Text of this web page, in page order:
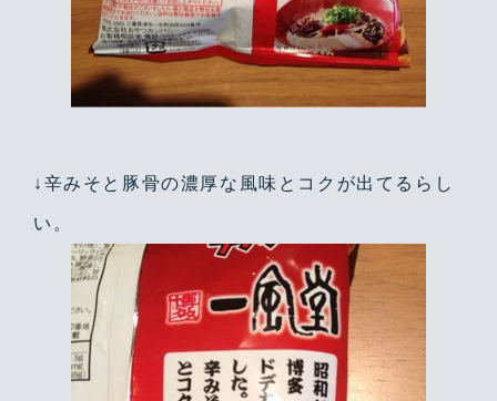
↓辛みそと豚骨の濃厚な風味とコクが出てるらし
い。